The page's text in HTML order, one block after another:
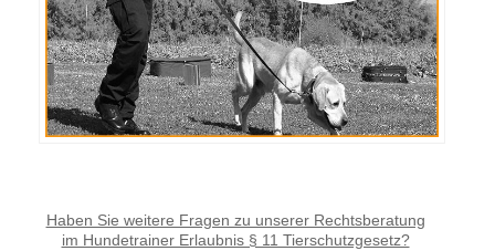
Haben Sie weitere Fragen zu unserer Rechtsberatung
im Hundetrainer Erlaubnis § 11 Tierschutzgesetz?